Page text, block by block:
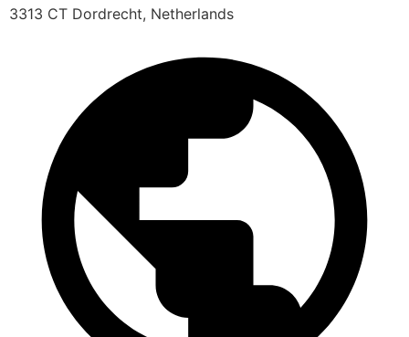
3313 CT Dordrecht, Netherlands